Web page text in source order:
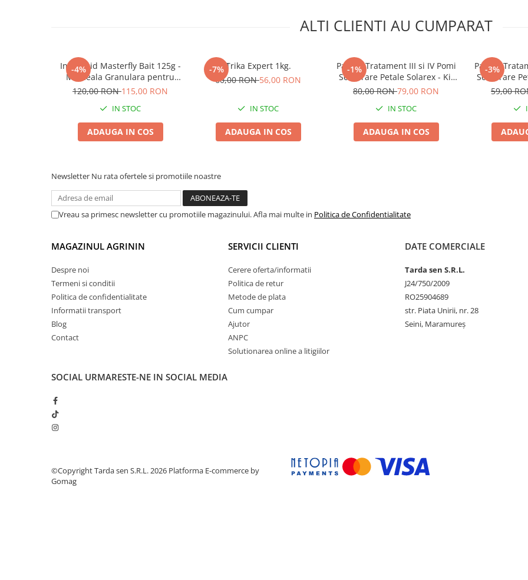
Consumabile motofierastrau
Demarouri drujba
Discuri motocoasa
Feronerie si accesorii
Fire motocoasa
Flexuri si Polizoare
Gresor / Decalimetru
Hranitoare/ Adapatoare
Lama motofierastrau / drujba
Lant motofierastrau / drujba
Masca de sudura & accesori
Motocoasa si consumabile /
Sape/ Cazmale/ Lopeti
ALTI CLIENTI AU CUMPARAT
-4%
Insecticid Masterfly Bait 125g -
Momeala Granulara pentru
Combaterea Rapida a Mustelor
120,00 RON115,00 RON
IN STOC
ADAUGA IN COS
-7%Trika Expert 1kg.
60,00 RON56,00 RON
IN STOC
ADAUGA IN COS
-1%
Pachet Tratament III si IV Pomi
Scuturare Petale Solarex - Kit
Profesional Complet pentru
80,00 RON79,00 RON
IN STOC
ADAUGA IN COS
-3%
Pachet
Scuturare
Complet
59,00
Newsletter Nu rata ofertele si promotiile noastre
Vreau sa primesc newsletter cu promotiile magazinului. Afla mai multe in Politica de Confidentialitate
MAGAZINUL AGRININ
Despre noi
Termeni si conditii
Politica de confidentialitate
Informatii transport
Blog
Contact
SERVICII CLIENTI
Cerere oferta/informatii
Politica de retur
Metode de plata
Cum cumpar
Ajutor
ANPC
Solutionarea online a litigiilor
DATE COMERCIALE
Tarda sen S.R.L.
J24/750/2009
RO25904689
str. Piata Unirii, nr. 28
Seini, Maramureş
SOCIAL URMARESTE-NE IN SOCIAL MEDIA
©Copyright Tarda sen S.R.L. 2026 Platforma E-commerce by
Gomag